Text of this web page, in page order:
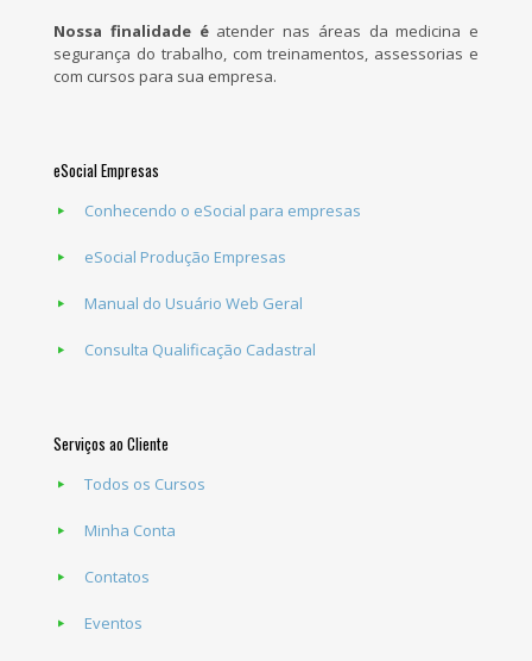
Nossa finalidade éatender nas áreas da medicina e
segurança do trabalho, com treinamentos, assessorias e
com cursos para sua empresa.
eSocial Empresas
Conhecendo o eSocial para empresas
eSocial Produção Empresas
Manual do Usuário Web Geral
Consulta Qualificação Cadastral
Serviços ao Cliente
Todos os Cursos
Minha Conta
Contatos
Eventos